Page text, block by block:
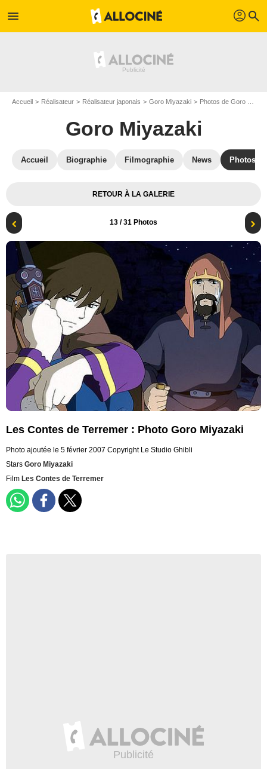
menu profil search
Accueil Réalisateur Réalisateur japonais Goro Miyazaki Photos de Goro Miyazaki
Goro Miyazaki
Accueil Biographie Filmographie News Photos
RETOUR À LA GALERIE
13 / 31 Photos
Les Contes de Terremer : Photo Goro Miyazaki
Photo ajoutée le 5 février 2007 Copyright Le Studio Ghibli
Stars Goro Miyazaki
Film Les Contes de Terremer